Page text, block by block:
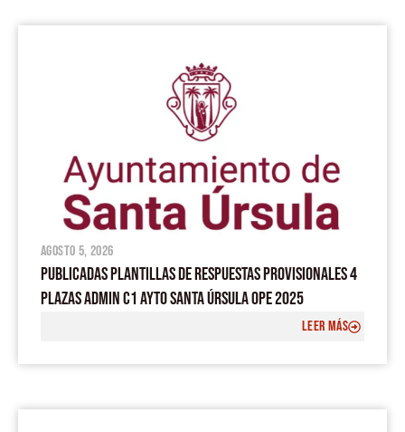
agosto 5, 2026
PUBLICADAS PLANTILLAS DE RESPUESTAS PROVISIONALES 4
PLAZAS ADMIN C1 AYTO SANTA ÚRSULA OPE 2025
LEER MÁS